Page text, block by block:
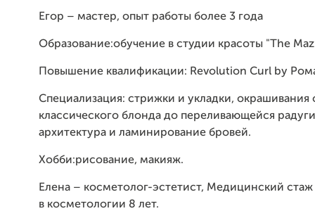
Егор – мастер, опыт работы более 3 года
Образование:обучение в студии красоты "The
Повышение квалификации: Revolution Curl by
Специализация: стрижки и укладки, окрашивания
классического блонда до переливающейся
архитектура и ламинирование бровей.
Хобби:рисование, макияж.
Елена – косметолог-эстетист, Медицинский стаж
в косметологии 8 лет.